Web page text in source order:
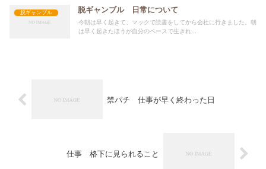
脱ギャンブル 脱ギャンブル 日常について
今朝は早く起きて、マックで読書をしてから会社に行きました。朝
は早く起きたほうが自分のペースで生きれ...
禁パチ 仕事が早く終わった日
仕事 格下に見られること